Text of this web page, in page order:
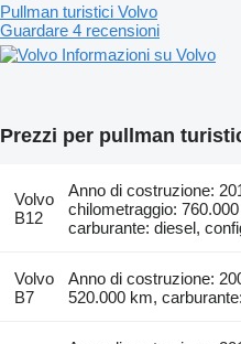
Pullman turistici Volvo
Guardare 4 recensioni
Informazioni su Volvo
Prezzi per pullman
Volvo
B12
Anno di costruzione:
chilometraggio:
carburante: diesel,
Volvo
B7
Anno di costruzione:
520.000 km,